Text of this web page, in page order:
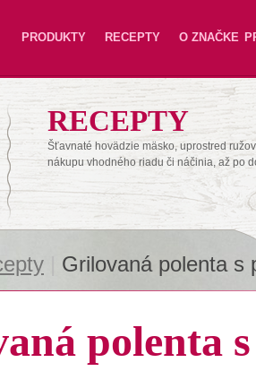
PRODUKTY RECEPTY O ZNAČKE
RECEPTY
Šťavnaté hovädzie mäsko, uprostred
nákupu vhodného riadu či náčinia, až po
Grilovaná polenta s
polenta s